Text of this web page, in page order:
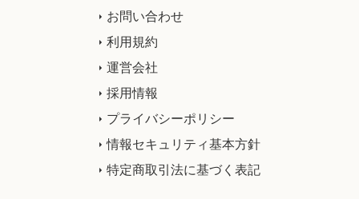
お問い合わせ
利用規約
運営会社
採用情報
プライバシーポリシー
情報セキュリティ基本方針
特定商取引法に基づく表記